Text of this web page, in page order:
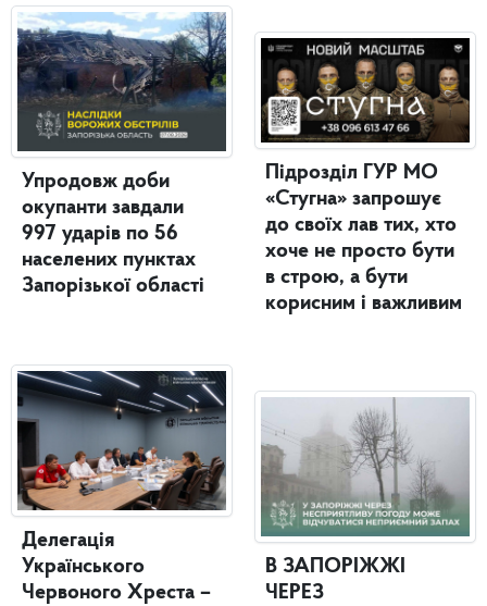
Упродовж доби
окупанти завдали
997 ударів по 56
населених пунктах
Запорізької області
Делегація
Українського
Червоного Хреста –
Підрозділ ГУР МО
«Стугна» запрошує
до своїх лав тих, хто
хоче не просто бути
в строю, а бути
корисним і важливим
В ЗАПОРІЖЖІ
ЧЕРЕЗ